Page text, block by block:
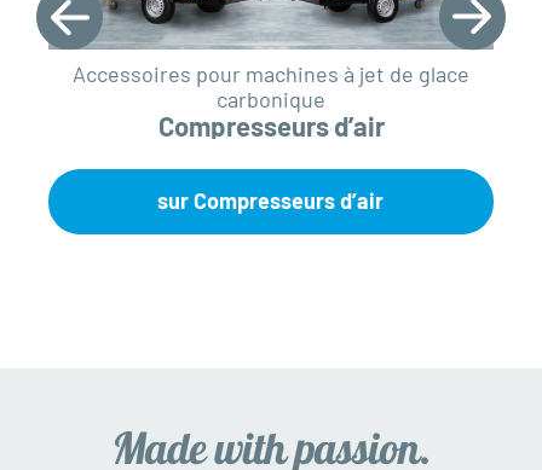
Accessoires pour machines à jet de glace
carbonique
Compresseurs d’air
sur Compresseurs d’air